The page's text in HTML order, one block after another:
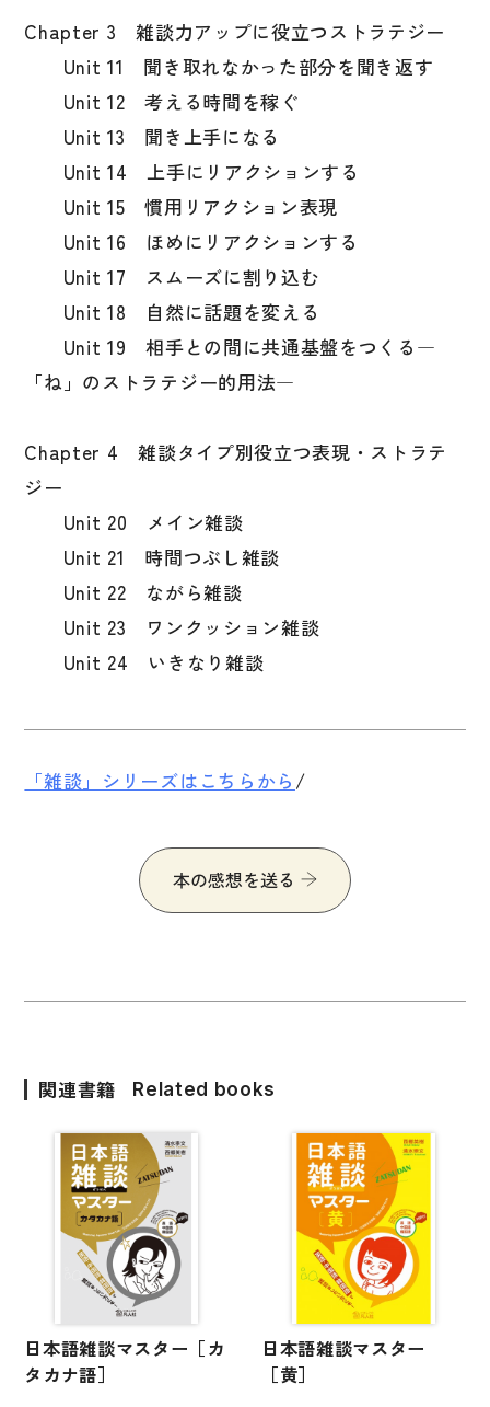
Chapter 3 雑談力アップに役立つストラテジー
Unit 11 聞き取れなかった部分を聞き返す
Unit 12 考える時間を稼ぐ
Unit 13 聞き上手になる
Unit 14 上手にリアクションする
Unit 15 慣用リアクション表現
Unit 16 ほめにリアクションする
Unit 17 スムーズに割り込む
Unit 18 自然に話題を変える
Unit 19 相手との間に共通基盤をつくる―
「ね」のストラテジー的用法―
Chapter 4 雑談タイプ別役立つ表現・ストラテ
ジー
Unit 20 メイン雑談
Unit 21 時間つぶし雑談
Unit 22 ながら雑談
Unit 23 ワンクッション雑談
Unit 24 いきなり雑談
「雑談」シリーズはこちらから /
本の感想を送る
関連書籍 Related books
日本語雑談マスター［カ
タカナ語］
日本語雑談マスター
［黄］